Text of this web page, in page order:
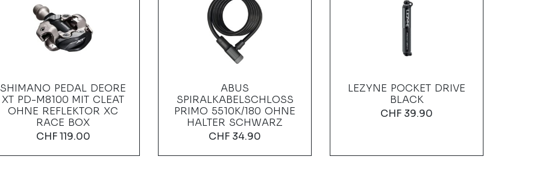
SHIMANO PEDAL DEORE
XT PD-M8100 MIT CLEAT
OHNE REFLEKTOR XC
RACE BOX
CHF119.00
ABUS
SPIRALKABELSCHLOSS
PRIMO 5510K/180 OHNE
HALTER SCHWARZ
CHF 34.90
LEZYNE POCKET DRIVE
BLACK
CHF 39.90